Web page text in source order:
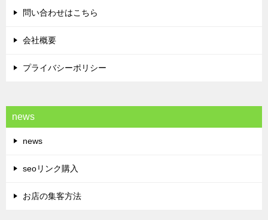
問い合わせはこちら
会社概要
プライバシーポリシー
news
news
seoリンク購入
お店の集客方法